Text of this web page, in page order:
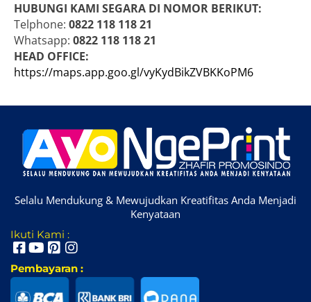
HUBUNGI KAMI SEGARA DI NOMOR BERIKUT:
Telphone: 0822 118 118 21
Whatsapp: 0822 118 118 21
HEAD OFFICE:
https://maps.app.goo.gl/vyKydBikZVBKKoPM6
Selalu Mendukung & Mewujudkan Kreatifitas Anda Menjadi
Kenyataan
Ikuti Kami :
Pembayaran :